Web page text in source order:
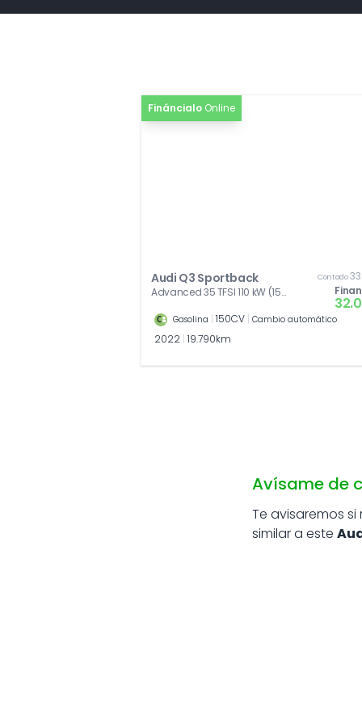
Fináncialo Online
Audi Q3 Sportback
Advanced 35 TFSI 110 kW (150
Contado
Gasolina 150CV Cambio automático
2022 19.790km
Avísame de
Te avisaremos
similar a este